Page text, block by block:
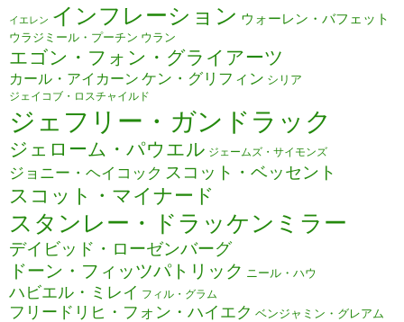
イエレン インフレーション ウォーレン・バフェット
ウラジミール・プーチン ウラン
エゴン・フォン・グライアーツ
カール・アイカーン ケン・グリフィン シリア
ジェイコブ・ロスチャイルド
ジェフリー・ガンドラック
ジェローム・パウエル ジェームズ・サイモンズ
ジョニー・ヘイコック スコット・ベッセント
スコット・マイナード
スタンレー・ドラッケンミラー
デイビッド・ローゼンバーグ
ドーン・フィッツパトリック ニール・ハウ
ハビエル・ミレイ フィル・グラム
フリードリヒ・フォン・ハイエク ベンジャミン・グレアム